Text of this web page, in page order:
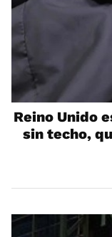
Reino Unido
sin techo,